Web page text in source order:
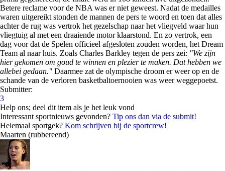
Betere reclame voor de NBA was er niet geweest. Nadat de medailles
waren uitgereikt stonden de mannen de pers te woord en toen dat alles
achter de rug was vertrok het gezelschap naar het vliegveld waar hun
vliegtuig al met een draaiende motor klaarstond. En zo vertrok, een
dag voor dat de Spelen officieel afgesloten zouden worden, het Dream
Team al naar huis. Zoals Charles Barkley tegen de pers zei: "We zijn
hier gekomen om goud te winnen en plezier te maken. Dat hebben we
allebei gedaan." Daarmee zat de olympische droom er weer op en de
schande van de verloren basketbaltoernooien was weer weggepoetst.
Submitter:
3
Help ons; deel dit item als je het leuk vond
Interessant sportnieuws gevonden? Tip ons dan via de submit!
Helemaal sportgek? Kom schrijven bij de sportcrew!
Maarten (rubbereend)